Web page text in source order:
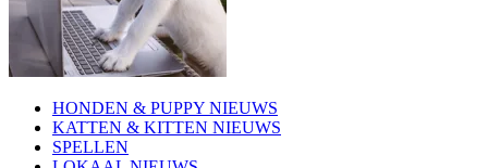
HONDEN & PUPPY NIEUWS
KATTEN & KITTEN NIEUWS
SPELLEN